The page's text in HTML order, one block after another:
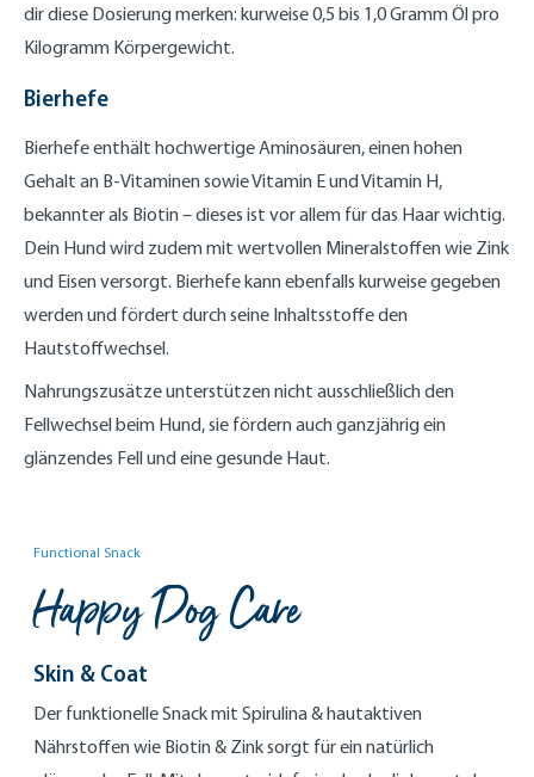
dir diese Dosierung merken: kurweise 0,5 bis 1,0 Gramm Öl pro
Kilogramm Körpergewicht.
Bierhefe
Bierhefe enthält hochwertige Aminosäuren, einen hohen
Gehalt an B-Vitaminen sowie Vitamin E und Vitamin H,
bekannter als Biotin – dieses ist vor allem für das Haar wichtig.
Dein Hund wird zudem mit wertvollen Mineralstoffen wie Zink
und Eisen versorgt. Bierhefe kann ebenfalls kurweise gegeben
werden und fördert durch seine Inhaltsstoffe den
Hautstoffwechsel.
Nahrungszusätze unterstützen nicht ausschließlich den
Fellwechsel beim Hund, sie fördern auch ganzjährig ein
glänzendes Fell und eine gesunde Haut.
Functional Snack
Happy Dog Care
Skin & Coat
Der funktionelle Snack mit Spirulina & hautaktiven
Nährstoffen wie Biotin & Zink sorgt für ein natürlich